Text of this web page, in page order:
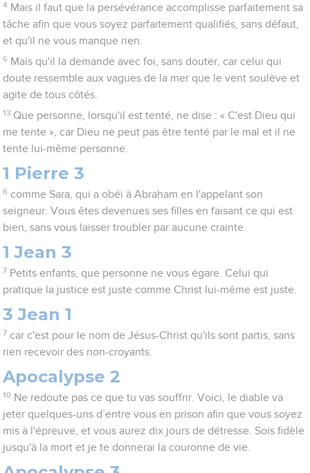
4 Mais il faut que la persévérance accomplisse parfaitement sa
tâche afin que vous soyez parfaitement qualifiés, sans défaut,
et qu'il ne vous manque rien.
6 Mais qu'il la demande avec foi, sans douter, car celui qui
doute ressemble aux vagues de la mer que le vent soulève et
agite de tous côtés.
13 Que personne, lorsqu'il est tenté, ne dise : « C'est Dieu qui
me tente », car Dieu ne peut pas être tenté par le mal et il ne
tente lui-même personne.
1 Pierre 3
6 comme Sara, qui a obéi à Abraham en l'appelant son
seigneur. Vous êtes devenues ses filles en faisant ce qui est
bien, sans vous laisser troubler par aucune crainte.
1 Jean 3
7 Petits enfants, que personne ne vous égare. Celui qui
pratique la justice est juste comme Christ lui-même est juste.
3 Jean 1
7 car c'est pour le nom de Jésus-Christ qu'ils sont partis, sans
rien recevoir des non-croyants.
Apocalypse 2
10 Ne redoute pas ce que tu vas souffrir. Voici, le diable va
jeter quelques-uns d’entre vous en prison afin que vous soyez
mis à l'épreuve, et vous aurez dix jours de détresse. Sois fidèle
jusqu'à la mort et je te donnerai la couronne de vie.